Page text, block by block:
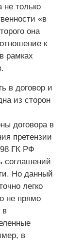
не только
«в
она
к
рамках
в договор и
из сторон
договора в
претензии
ГК РФ
соглашений
Но данный
легко
не прямо
в
в